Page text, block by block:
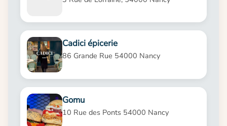
Cadici épicerie
86 Grande Rue 54000 Nancy
Gomu
10 Rue des Ponts 54000 Nancy